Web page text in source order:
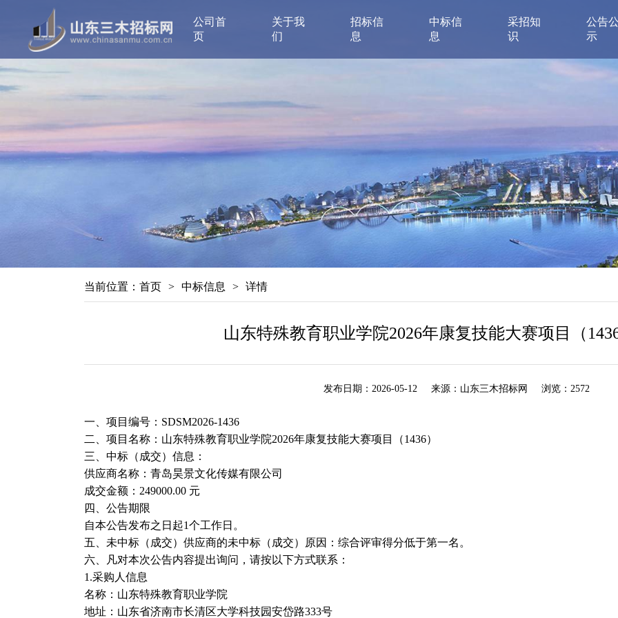
公司首
页
关于我
们
招标信
息
中标信
息
采招知
识
公告公
示
当前位置： 首页 > 中标信息 > 详情
山东特殊教育职业学院2026年康复技能大赛项目（
发布日期： 2026-05-12 来源： 山东三木招标网 浏览： 2572
一、项目编号： SDSM2026-1436
二、项目名称：山东特殊教育职业学院2026年康复技能大赛项目（1436）
三、中标（成交）信息：
供应商名称：青岛昊景文化传媒有限公司
成交金额： 249000.00 元
四、公告期限
自本公告发布之日起1个工作日。
五、未中标（成交）供应商的未中标（成交）原因：综合评审得分低于第一名。
六、凡对本次公告内容提出询问，请按以下方式联系：
1.采购人信息
名称：山东特殊教育职业学院
地址：山东省济南市长清区大学科技园安岱路333号